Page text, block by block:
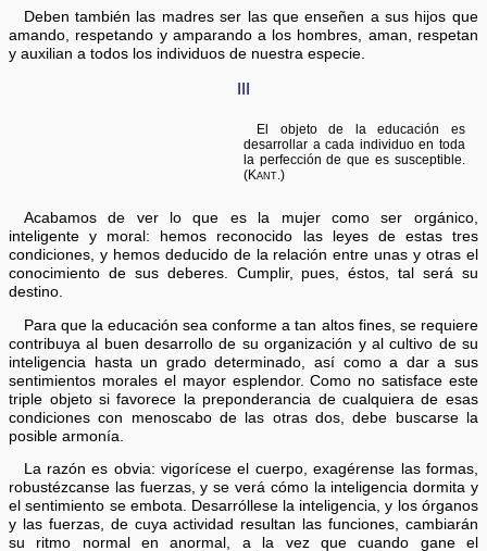
Deben también las madres ser las que enseñen a sus hijos que
amando, respetando y amparando a los hombres, aman, respetan
y auxilian a todos los individuos de nuestra especie.
III
El objeto de la educación es
desarrollar a cada individuo en toda
la perfección de que es susceptible.
(Kant.)
Acabamos de ver lo que es la mujer como ser orgánico,
inteligente y moral: hemos reconocido las leyes de estas tres
condiciones, y hemos deducido de la relación entre unas y otras el
conocimiento de sus deberes. Cumplir, pues, éstos, tal será su
destino.
Para que la educación sea conforme a tan altos fines, se requiere
contribuya al buen desarrollo de su organización y al cultivo de su
inteligencia hasta un grado determinado, así como a dar a sus
sentimientos morales el mayor esplendor. Como no satisface este
triple objeto si favorece la preponderancia de cualquiera de esas
condiciones con menoscabo de las otras dos, debe buscarse la
posible armonía.
La razón es obvia: vigorícese el cuerpo, exagérense las formas,
robustézcanse las fuerzas, y se verá cómo la inteligencia dormita y
el sentimiento se embota. Desarróllese la inteligencia, y los órganos
y las fuerzas, de cuya actividad resultan las funciones, cambiarán
su ritmo normal en anormal, a la vez que cuando gane el